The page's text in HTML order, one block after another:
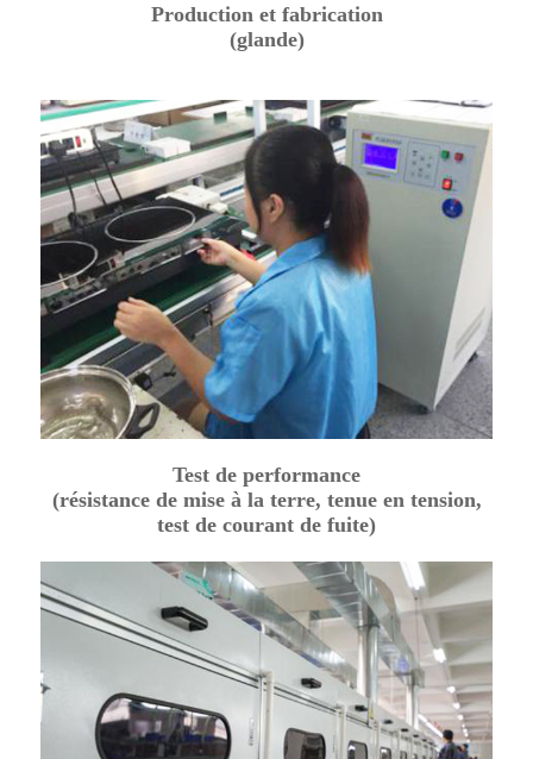
Production et fabrication
(glande)
Test de performance
(résistance de mise à la terre, tenue en tension,
test de courant de fuite)